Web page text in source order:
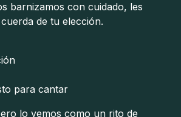
barnizamos con cuidado, les
de tu elección.
para cantar
lo vemos como un rito de